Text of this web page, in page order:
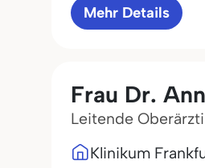
Mehr Details
Frau Dr.
Leitende
Klinikum